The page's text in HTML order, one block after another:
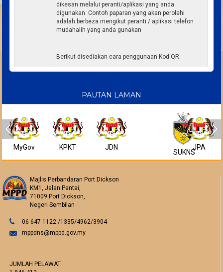
dikesan melalui peranti/aplikasi yang anda
digunakan. Contoh paparan yang akan perolehi
adalah berbeza mengikut peranti / aplikasi telefon
mudahalih yang anda gunakan
Berikut disediakan cara penggunaan Kod QR.
QR Reader yang bersesuaian dengan telefon
kemudian imbas Kod QR di bawah dengan
menggunakan kamera dari Smartphone anda.
Anda akan terus dibawa ke MP Port Dickson
Kandungan dan maklumat di dalam Mobile
Web MP Port Dickson ini akan ditambah dari
PAUTAN LAMAN
MyGov KPKT JDN
SUKNS
JPA
Majlis Perbandaran Port Dickson
KM1, Jalan Pantai,
71009 Port Dickson,
Negeri Sembilan
06-647 1122 /1335/4962/3904
mppdns@mppd.gov.my
JUMLAH PELAWAT